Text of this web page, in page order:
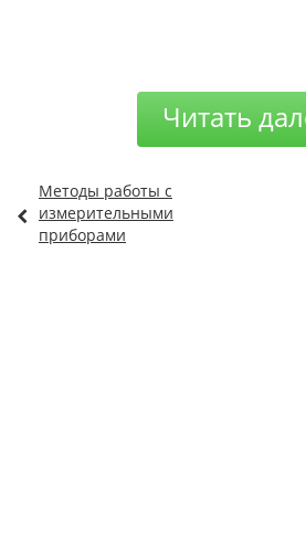
Читать
Методы работы с
измерительными
приборами